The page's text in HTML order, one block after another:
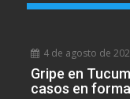
4 de agosto de
Gripe en
casos en